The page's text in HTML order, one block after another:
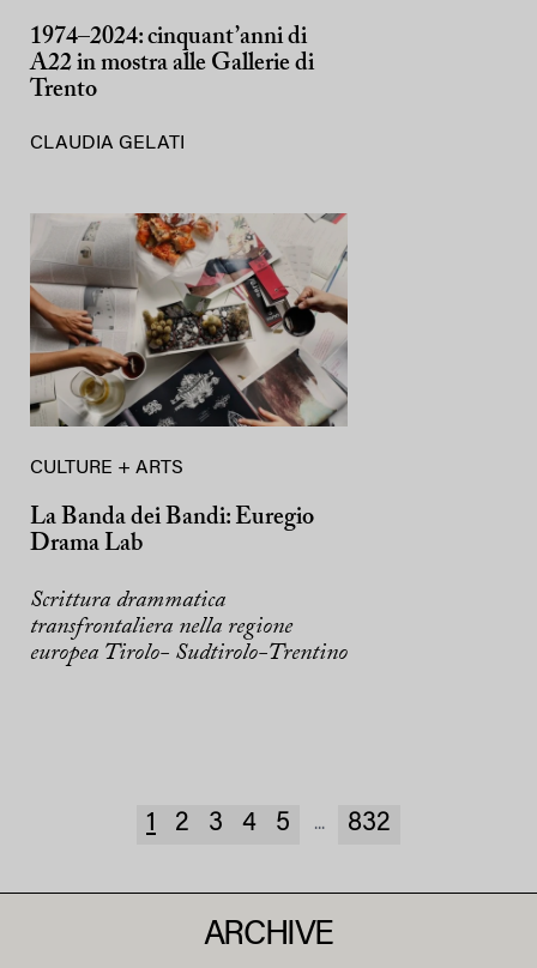
1974–2024: cinquant’anni di
A22 in mostra alle Gallerie di
Trento
CLAUDIA GELATI
CULTURE + ARTS
La Banda dei Bandi: Euregio
Drama Lab
Scrittura drammatica
transfrontaliera nella regione
europea Tirolo- Sudtirolo-Trentino
1 2 3 4 5 ... 832
ARCHIVE